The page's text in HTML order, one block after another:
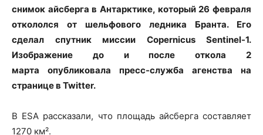
снимок айсберга в Антарктике, который 26 февраля
откололся от шельфового ледника Бранта. Его
сделал спутник миссии Copernicus Sentinel-1.
Изображение до и после откола 2
марта опубликовала пресс-служба агенства на
странице в Twitter.
В ESA рассказали, что площадь айсберга составляет
1270 км².